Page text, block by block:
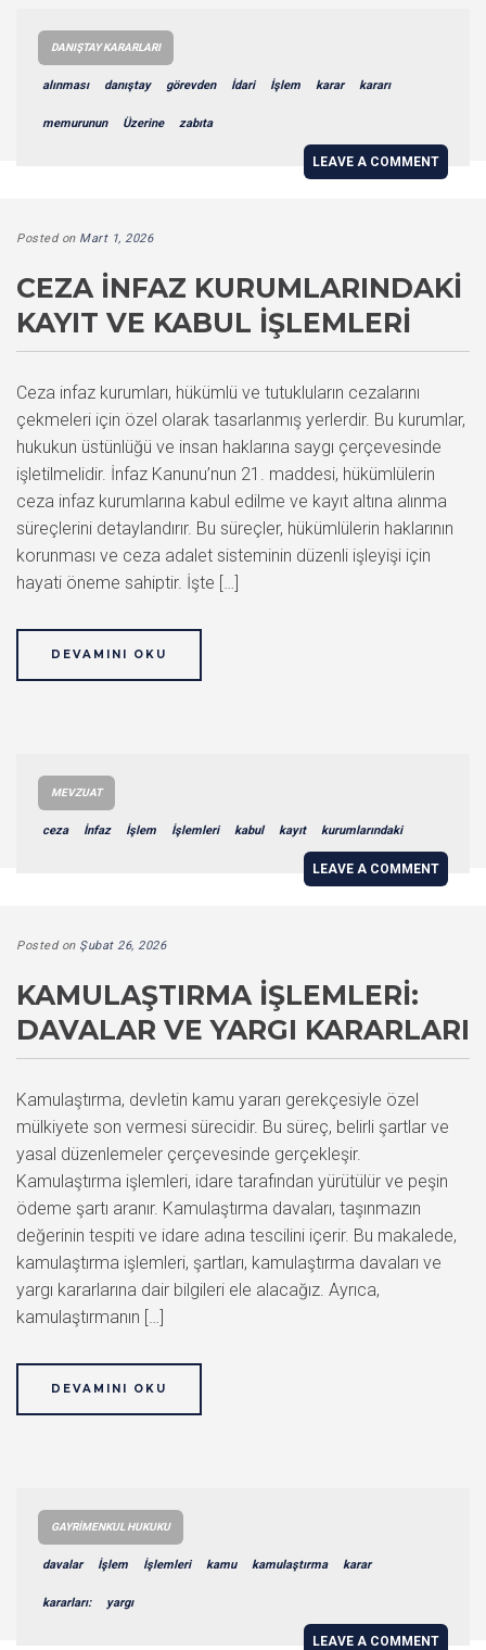
DANIŞTAY KARARLARI
alınması danıştay görevden İdari İşlem karar kararı
memurunun Üzerine zabıta
LEAVE A COMMENT
Posted on Mart 1, 2026
CEZA İNFAZ KURUMLARINDAKI
KAYIT VE KABUL İŞLEMLERI
Ceza infaz kurumları, hükümlü ve tutukluların cezalarını
çekmeleri için özel olarak tasarlanmış yerlerdir. Bu kurumlar,
hukukun üstünlüğü ve insan haklarına saygı çerçevesinde
işletilmelidir. İnfaz Kanunu’nun 21. maddesi, hükümlülerin
ceza infaz kurumlarına kabul edilme ve kayıt altına alınma
süreçlerini detaylandırır. Bu süreçler, hükümlülerin haklarının
korunması ve ceza adalet sisteminin düzenli işleyişi için
hayati öneme sahiptir. İşte […]
DEVAMINI OKU
MEVZUAT
ceza İnfaz İşlem İşlemleri kabul kayıt kurumlarındaki
LEAVE A COMMENT
Posted on Şubat 26, 2026
KAMULAŞTIRMA İŞLEMLERI:
DAVALAR VE YARGI KARARLARI
Kamulaştırma, devletin kamu yararı gerekçesiyle özel
mülkiyete son vermesi sürecidir. Bu süreç, belirli şartlar ve
yasal düzenlemeler çerçevesinde gerçekleşir.
Kamulaştırma işlemleri, idare tarafından yürütülür ve peşin
ödeme şartı aranır. Kamulaştırma davaları, taşınmazın
değerinin tespiti ve idare adına tescilini içerir. Bu makalede,
kamulaştırma işlemleri, şartları, kamulaştırma davaları ve
yargı kararlarına dair bilgileri ele alacağız. Ayrıca,
kamulaştırmanın […]
DEVAMINI OKU
GAYRIMENKUL HUKUKU
davalar İşlem İşlemleri kamu kamulaştırma karar
kararları: yargı
LEAVE A COMMENT